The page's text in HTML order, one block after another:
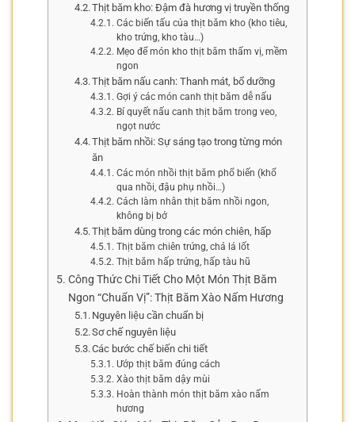
Thịt băm kho: Đậm đà hương vị truyền thống
Các biến tấu của thịt băm kho (kho tiêu,
kho trứng, kho tàu…)
Mẹo để món kho thịt băm thấm vị, mềm
ngon
Thịt băm nấu canh: Thanh mát, bổ dưỡng
Gợi ý các món canh thịt băm dễ nấu
Bí quyết nấu canh thịt băm trong veo,
ngọt nước
Thịt băm nhồi: Sự sáng tạo trong từng món
ăn
Các món nhồi thịt băm phổ biến (khổ
qua nhồi, đậu phụ nhồi…)
Cách làm nhân thịt băm nhồi ngon,
không bị bở
Thịt băm dùng trong các món chiên, hấp
Thịt băm chiên trứng, chả lá lốt
Thịt băm hấp trứng, hấp tàu hũ
Công Thức Chi Tiết Cho Một Món Thịt Băm
Ngon “Chuẩn Vị”: Thịt Băm Xào Nấm Hương
Nguyên liệu cần chuẩn bị
Sơ chế nguyên liệu
Các bước chế biến chi tiết
Ướp thịt băm đúng cách
Xào thịt băm dậy mùi
Hoàn thành món thịt băm xào nấm
hương